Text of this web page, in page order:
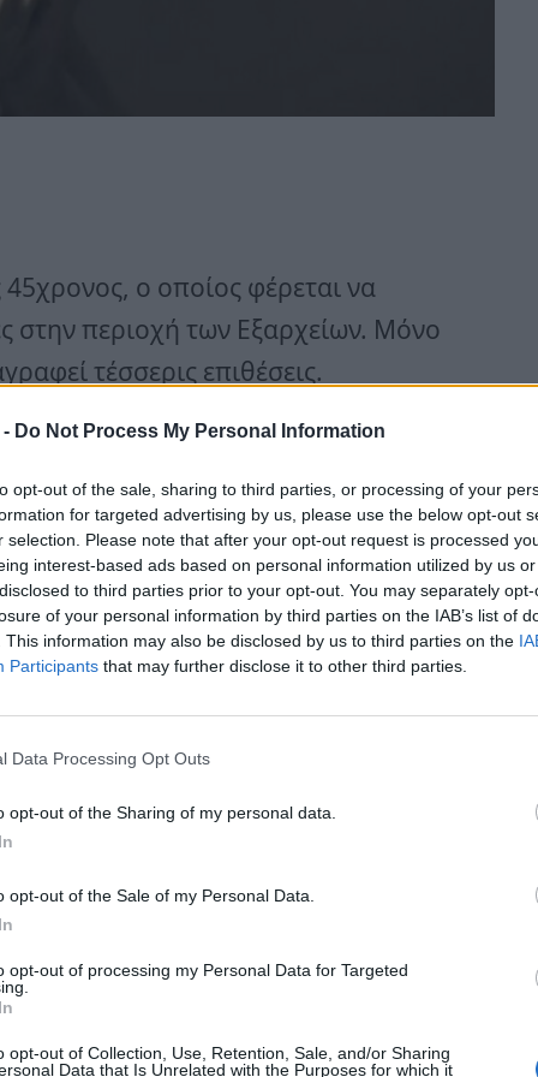
- Do Not Process My Personal Information
opt-out of the sale, sharing to third parties, or processing of your
for targeted advertising by us, please use the below opt-out
selection. Please note that after your opt-out request is processed
interest-based ads based on personal information utilized by us
to third parties prior to your opt-out. You may separately
of your personal information by third parties on the IAB’s list of
This information may also be disclosed by us to third parties on the
Participants that may further disclose it to other third parties.
Data Processing Opt Outs
opt-out of the Sharing of my personal data.
opt-out of the Sale of my Personal Data.
opt-out of processing my Personal Data for Targeted
opt-out of Collection, Use, Retention, Sale, and/or Sharing
Data that Is Unrelated with the Purposes for which it
ο οποίος φέρεται να
στην περιοχή των Εξαρχείων. Μόνο
τέσσερις επιθέσεις.
γενετήσιας αξιοπρέπειας σε
του σχηματίστηκε δικογραφία για
του νόμου περί όπλων.
της ΟΠΚΕ, σε κεντρικό
σε προσβολή γενετήσιας
τον ακινητοποίησαν και τον
Εγκλημάτων Εξαρχείων, ενώ
κατασχέθηκε μαχαίρι μήκους 18
ο 45χρονος είχε επιτεθεί σε
στα Εξάρχεια, τις τελευταίες 10